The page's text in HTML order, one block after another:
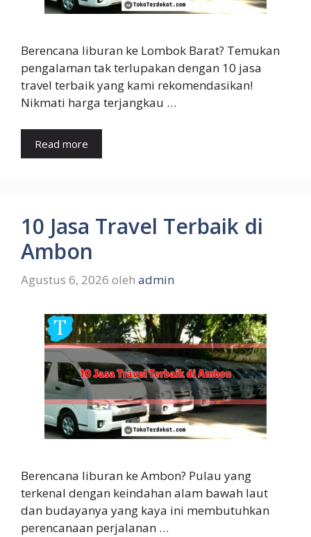
Berencana liburan ke Lombok Barat? Temukan
pengalaman tak terlupakan dengan 10 jasa
travel terbaik yang kami rekomendasikan!
Nikmati harga terjangkau …
Read more
10 Jasa Travel Terbaik di
Ambon
Agustus 6, 2026 oleh admin
Berencana liburan ke Ambon? Pulau yang
terkenal dengan keindahan alam bawah laut
dan budayanya yang kaya ini membutuhkan
perencanaan perjalanan …